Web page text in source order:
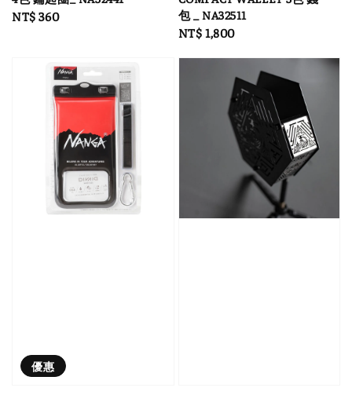
Regular
NT$ 360
包 _ NA32511
Regular
NT$ 1,800
優惠